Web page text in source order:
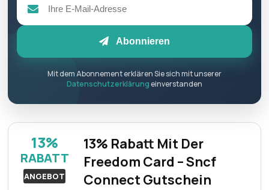
Abonnieren
Mit dem Abonnement erklären Sie sich mit unserer
Datenschutzerklärung einverstanden
13%
RABATT
ANGEBOT
13% Rabatt Mit Der
Freedom Card – Sncf
Connect Gutschein